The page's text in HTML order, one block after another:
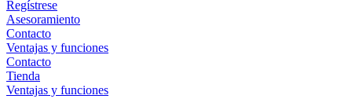
Regístrese
Asesoramiento
Contacto
Ventajas y funciones
Contacto
Tienda
Ventajas y funciones